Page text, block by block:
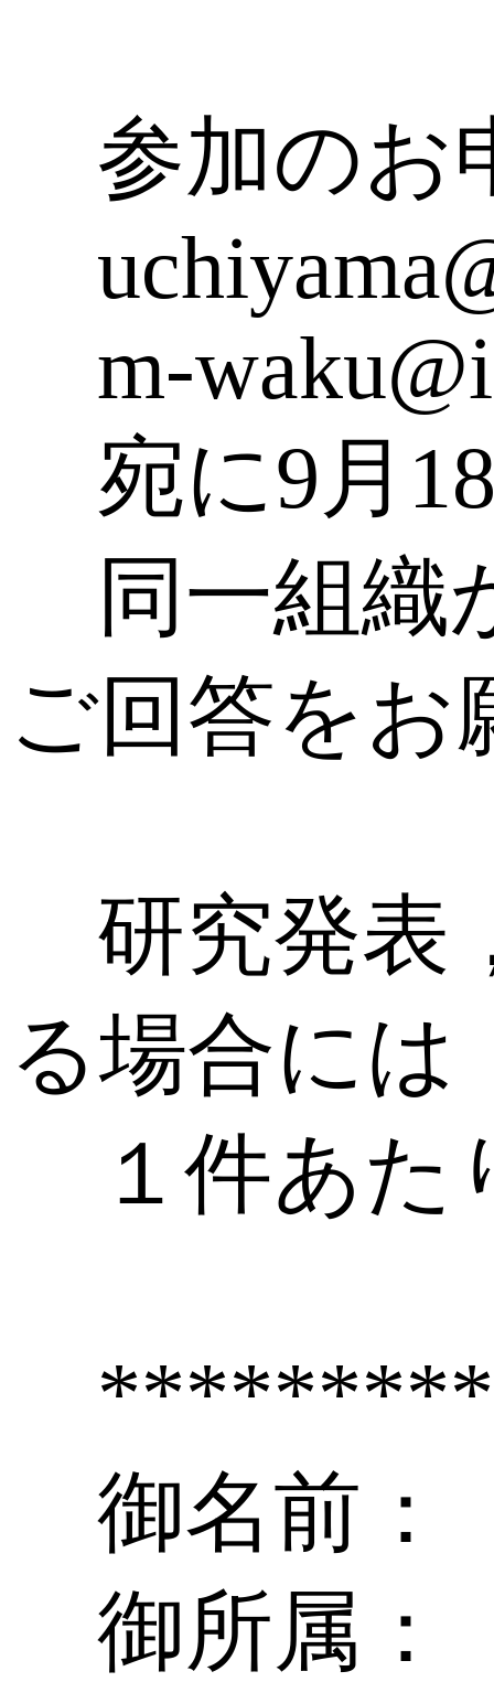
参加のお
m-
宛に9月
同一組織
ご回答をお
研究発表
る場合に
１件あた
御名前：
御所属：